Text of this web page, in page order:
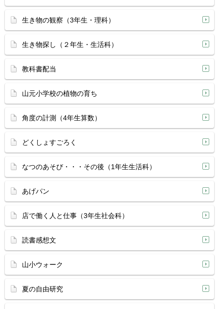
生き物の観察（3年生・理科）
生き物探し（２年生・生活科）
教科書配当
山元小学校の植物の育ち
角度の計測（4年生算数）
どくしょすごろく
なつのあそび・・・その後（1年生生活科）
あげパン
店で働く人と仕事（3年生社会科）
読書感想文
山小ウォーク
夏の自由研究